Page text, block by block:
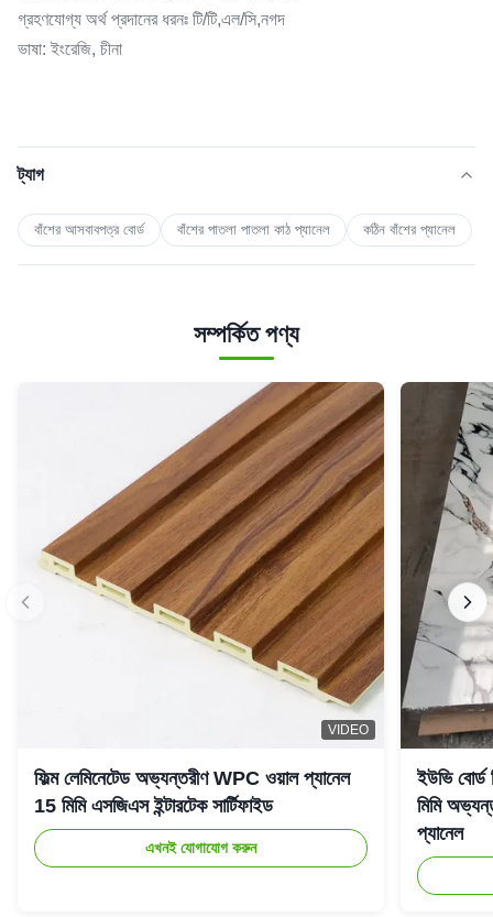
গ্রহণযোগ্য অর্থ প্রদানের ধরনঃ টি/টি,এল/সি,নগদ
ভাষা: ইংরেজি, চীনা
ট্যাগ
বাঁশের আসবাবপত্র বোর্ড বাঁশের পাতলা পাতলা কাঠ প্যানেল কঠিন বাঁশের প্যানেল
সম্পর্কিত পণ্য
VIDEO
ফিল্ম লেমিনেটেড অভ্যন্তরীণ WPC ওয়াল প্যানেল
15 মিমি এসজিএস ইন্টারটেক সার্টিফাইড
এখনই যোগাযোগ করুন
ইউভি
মিমি
প্যানেল